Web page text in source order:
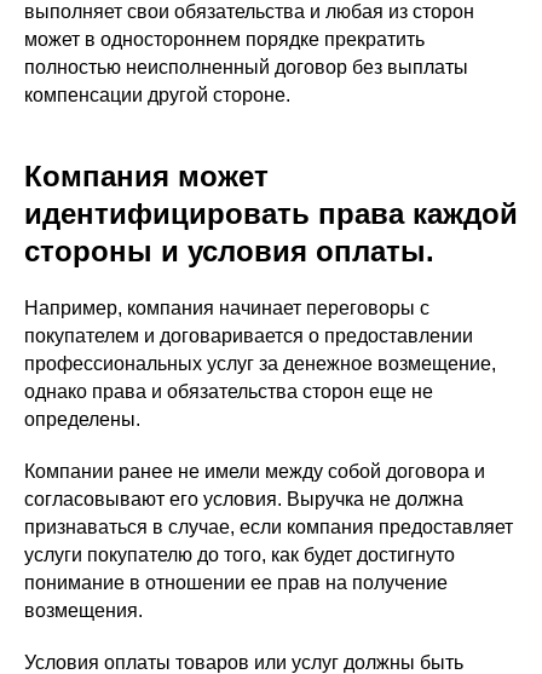
выполняет свои обязательства и любая из сторон
может в одностороннем порядке прекратить
полностью неисполненный договор без выплаты
компенсации другой стороне.
Компания может
идентифицировать права каждой
стороны и условия оплаты.
Например, компания начинает переговоры с
покупателем и договаривается о предоставлении
профессиональных услуг за денежное возмещение,
однако права и обязательства сторон еще не
определены.
Компании ранее не имели между собой договора и
согласовывают его условия. Выручка не должна
признаваться в случае, если компания предоставляет
услуги покупателю до того, как будет достигнуто
понимание в отношении ее прав на получение
возмещения.
Условия оплаты товаров или услуг должны быть